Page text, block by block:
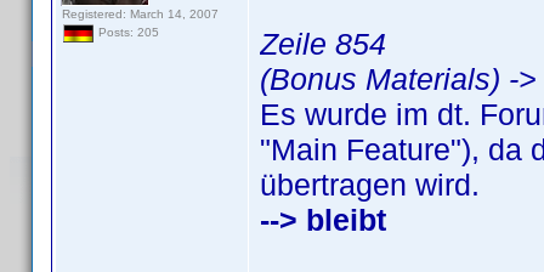
Registered: March 14, 2007
Posts: 205
Zeile 854
(Bonus Materials) -
Es wurde im dt.
"Main Feature"), da
übertragen wird.
--> bleibt